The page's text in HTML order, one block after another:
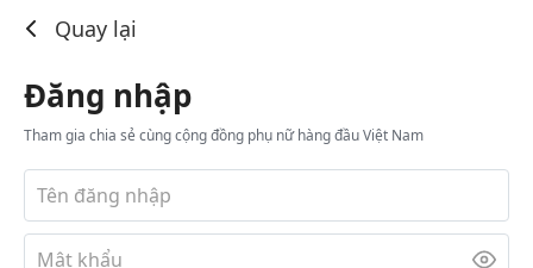
Quay lại
Đăng nhập
Tham gia chia sẻ cùng cộng đồng phụ nữ hàng đầu Việt Nam